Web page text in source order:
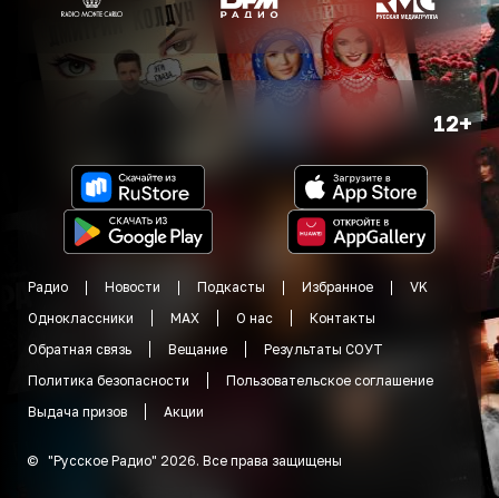
12+
Радио Новости Подкасты Избранное
VK
Одноклассники
MAX О нас
Контакты
Обратная связь
Вещание
Результаты СОУТ
Политика безопасности
Пользовательское соглашение
Выдача призов
Акции
© "Русское Радио" 2026. Все права защищены